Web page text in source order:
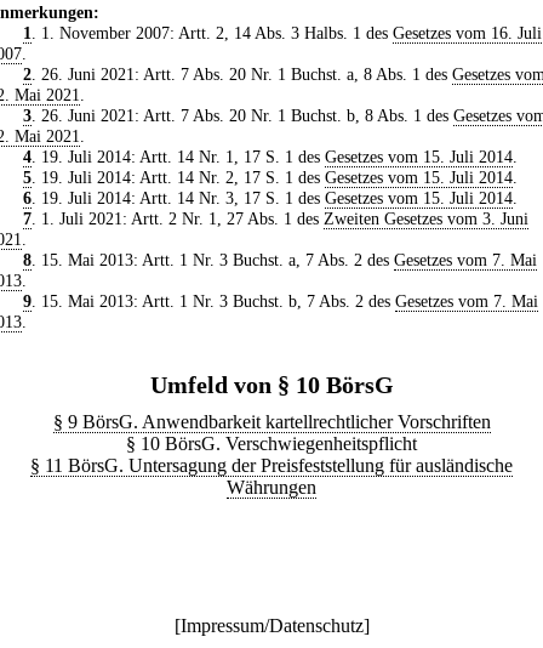
1
. 1. November 2007: Artt. 2, 14 Abs. 3 Halbs. 1 des Gesetzes vom 16. Juli
2. 26. Juni 2021: Artt. 7 Abs. 20 Nr. 1 Buchst. a, 8 Abs. 1 des Gesetzes
Mai 2021
3. 26. Juni 2021: Artt. 7 Abs. 20 Nr. 1 Buchst. b, 8 Abs. 1 des Gesetzes
Mai 2021
4. 19. Juli 2014: Artt. 14 Nr. 1, 17 S. 1 des Gesetzes vom 15. Juli 2014.
5. 19. Juli 2014: Artt. 14 Nr. 2, 17 S. 1 des Gesetzes vom 15. Juli 2014.
6. 19. Juli 2014: Artt. 14 Nr. 3, 17 S. 1 des Gesetzes vom 15. Juli 2014.
7. 1. Juli 2021: Artt. 2 Nr. 1, 27 Abs. 1 des Zweiten Gesetzes vom 3. Juni
8. 15. Mai 2013: Artt. 1 Nr. 3 Buchst. a, 7 Abs. 2 des Gesetzes vom 7. Mai
9. 15. Mai 2013: Artt. 1 Nr. 3 Buchst. b, 7 Abs. 2 des Gesetzes vom 7. Mai
Umfeld von § 10 BörsG
§ 9 BörsG. Anwendbarkeit kartellrechtlicher Vorschriften
§ 10 BörsG. Verschwiegenheitspflicht
§ 11 BörsG. Untersagung der Preisfeststellung für ausländische
Währungen
[Impressum/Datenschutz]